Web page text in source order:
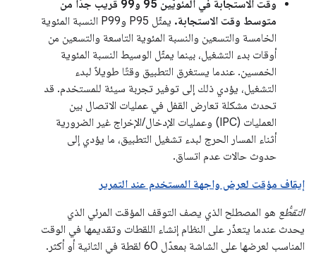
وقت الاستجابة في المئويَّين 95 و99 قريب جدًا من
متوسط وقت الاستجابة.
يمثّل P95 وP99 النسبة المئوية
الخامسة والتسعين والنسبة المئوية التاسعة والتسعين من
أوقات بدء التشغيل، بينما يمثّل الوسيط النسبة المئوية
الخمسين. عندما يستغرق التطبيق وقتًا طويلاً لبدء
التشغيل، يؤدي ذلك إلى توفير تجربة سيئة للمستخدم. قد
تحدث مشكلة تعارض القفل في عمليات الاتصال بين
العمليات (IPC) وعمليات الإدخال/الإخراج غير الضرورية
أثناء المسار الحرج لبدء تشغيل التطبيق، ما يؤدي إلى
حدوث حالات عدم اتساق.
إيقاف مؤقت لعرض واجهة المستخدم عند التمرير
التقطُّع هو المصطلح الذي يصف التوقف المؤقت المرئي الذي
يحدث عندما يتعذّر على النظام إنشاء اللقطات وتقديمها في الوقت
المناسب لعرضها على الشاشة بمعدّل 60 لقطة في الثانية أو أكثر.